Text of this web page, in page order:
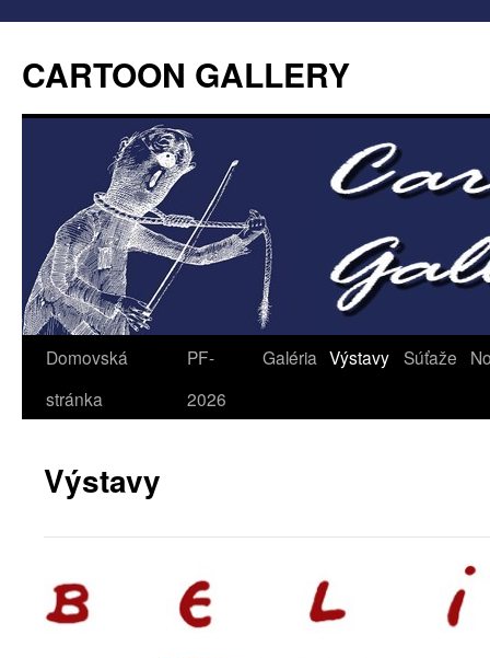
CARTOON GALLERY
Domovská
stránka
PF-
2026
Galéria Výstavy Súťaže
Výstavy